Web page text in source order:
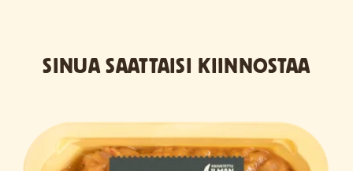
SINUA SAATTAISI KIINNOSTAA